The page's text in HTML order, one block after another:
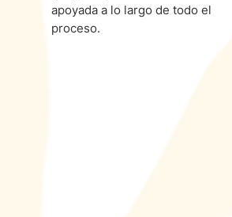
apoyada a lo largo de todo el
proceso.